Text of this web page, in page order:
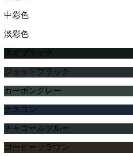
中彩色
淡彩色
ネオブラック
ジェットブラック
カーボングレー
ナスコン
チャコールブルー
コーヒーブラウン